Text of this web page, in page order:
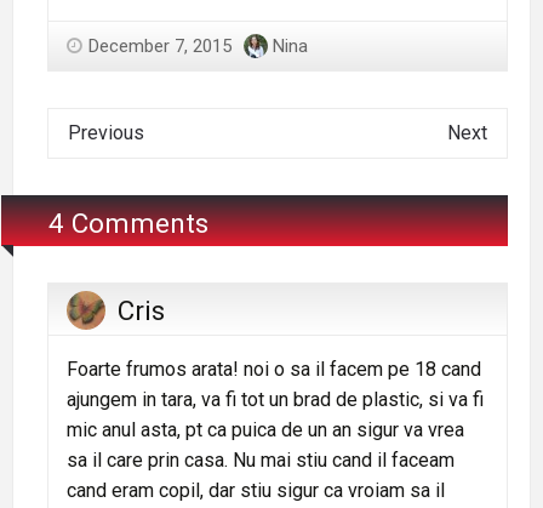
December 7, 2015 Nina
Previous Next
4 Comments
Cris
Foarte frumos arata! noi o sa il facem pe 18 cand
ajungem in tara, va fi tot un brad de plastic, si va fi
mic anul asta, pt ca puica de un an sigur va vrea
sa il care prin casa. Nu mai stiu cand il faceam
cand eram copil, dar stiu sigur ca vroiam sa il